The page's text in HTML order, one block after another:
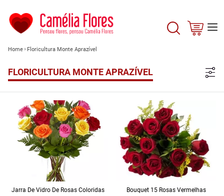
Home Floricultura Monte Aprazível
FLORICULTURA MONTE APRAZÍVEL
Jarra De Vidro De Rosas Coloridas Bouquet 15 Rosas Vermelhas